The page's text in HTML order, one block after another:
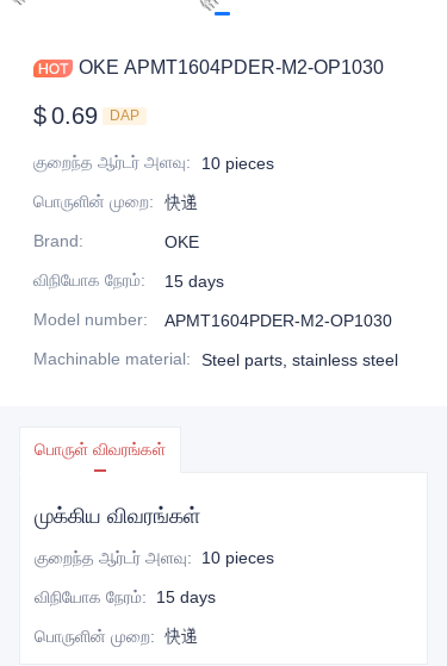
OKE APMT1604PDER-M2-OP1030
$0.69 DAP
குறைந்த ஆர்டர் அளவு:
10 pieces
பொருளின் முறை:
快递
Brand:
OKE
விநியோக நேரம்:
15 days
Model number:
APMT1604PDER-M2-OP1030
Machinable material: Steel parts, stainless steel
பொருள் விவரங்கள்
முக்கிய விவரங்கள்
குறைந்த ஆர்டர் அளவு: 10 pieces
விநியோக நேரம்: 15 days
பொருளின் முறை: 快递